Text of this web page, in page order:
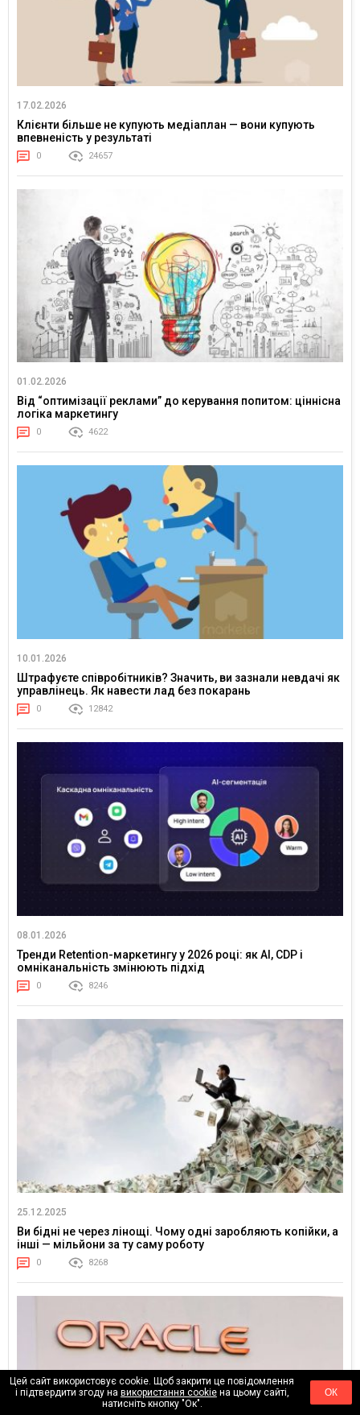
17.02.2026
Клієнти більше не купують медіаплан — вони купують
впевненість у результаті
0 24657
01.02.2026
Від “оптимізації реклами” до керування попитом: ціннісна
логіка маркетингу
0 4622
10.01.2026
Штрафуєте співробітників? Значить, ви зазнали невдачі як
управлінець. Як навести лад без покарань
0 12842
08.01.2026
Тренди Retention-маркетингу у 2026 році: як AI, CDP і
омніканальність змінюють підхід
0 8246
25.12.2025
Ви бідні не через лінощі. Чому одні заробляють копійки, а
інші — мільйони за ту саму роботу
0 8268
Цей сайт використовує cookie. Щоб закрити це повідомлення
і підтвердити згоду на використання cookieна цьому сайті,
натисніть кнопку "Ок".
ОК